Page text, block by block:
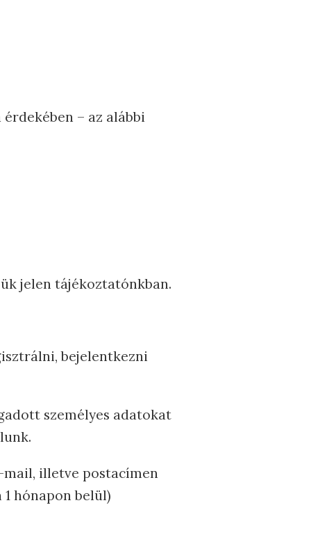
– az alábbi
jelen tájékoztatónkban.
bejelentkezni
személyes adatokat
mail, illetve postacímen
hónapon belül)